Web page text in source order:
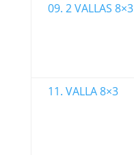
09. 2 VALLAS 8×3
11. VALLA 8×3